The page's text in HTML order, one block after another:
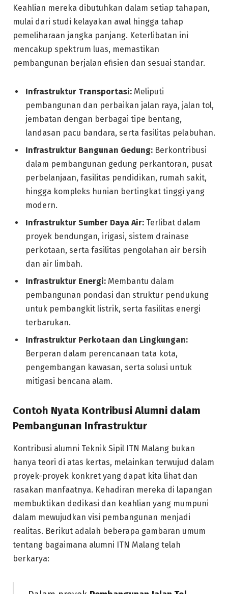
Keahlian mereka dibutuhkan dalam setiap tahapan,
mulai dari studi kelayakan awal hingga tahap
pemeliharaan jangka panjang. Keterlibatan ini
mencakup spektrum luas, memastikan
pembangunan berjalan efisien dan sesuai standar.
Infrastruktur Transportasi: Meliputi
pembangunan dan perbaikan jalan raya, jalan tol,
jembatan dengan berbagai tipe bentang,
landasan pacu bandara, serta fasilitas pelabuhan.
Infrastruktur Bangunan Gedung: Berkontribusi
dalam pembangunan gedung perkantoran, pusat
perbelanjaan, fasilitas pendidikan, rumah sakit,
hingga kompleks hunian bertingkat tinggi yang
modern.
Infrastruktur Sumber Daya Air: Terlibat dalam
proyek bendungan, irigasi, sistem drainase
perkotaan, serta fasilitas pengolahan air bersih
dan air limbah.
Infrastruktur Energi: Membantu dalam
pembangunan pondasi dan struktur pendukung
untuk pembangkit listrik, serta fasilitas energi
terbarukan.
Infrastruktur Perkotaan dan Lingkungan:
Berperan dalam perencanaan tata kota,
pengembangan kawasan, serta solusi untuk
mitigasi bencana alam.
Contoh Nyata Kontribusi Alumni dalam
Pembangunan Infrastruktur
Kontribusi alumni Teknik Sipil ITN Malang bukan
hanya teori di atas kertas, melainkan terwujud dalam
proyek-proyek konkret yang dapat kita lihat dan
rasakan manfaatnya. Kehadiran mereka di lapangan
membuktikan dedikasi dan keahlian yang mumpuni
dalam mewujudkan visi pembangunan menjadi
realitas. Berikut adalah beberapa gambaran umum
tentang bagaimana alumni ITN Malang telah
berkarya: